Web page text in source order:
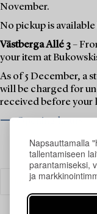
Napsauttamalla
tallentamiseen
parantamiseksi,
ja
November.
No pickup is
Västberga Allé 3–
your item at
As of 5 December, a
will be charged for
received before your
⟶ Opening hours